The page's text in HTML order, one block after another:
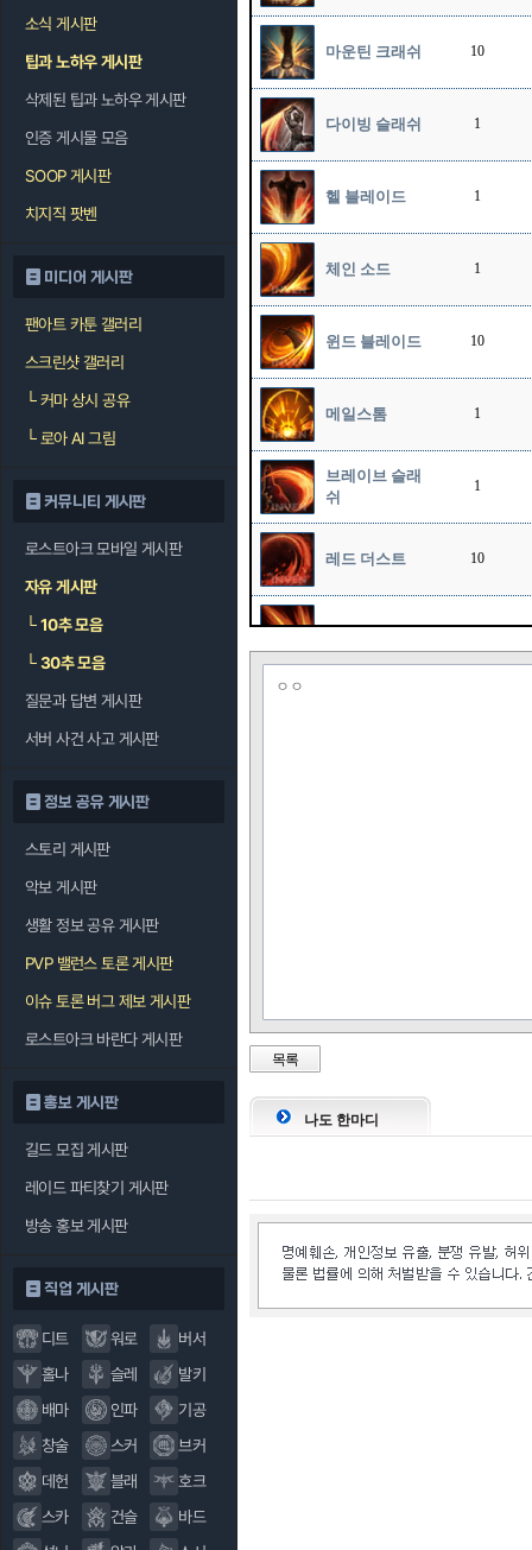
소식 게시판
팁과 노하우 게시판
삭제된 팁과 노하우 게시판
인증 게시물 모음
SOOP 게시판
치지직 팟벤
미디어 게시판
팬아트 카툰 갤러리
스크린샷 갤러리
└커마 상시 공유
└로아 AI 그림
커뮤니티 게시판
로스트아크 모바일 게시판
자유 게시판
└10추 모음
└30추 모음
질문과 답변 게시판
서버 사건 사고 게시판
정보 공유 게시판
스토리 게시판
악보 게시판
생활 정보 공유 게시판
PVP 밸런스 토론 게시판
이슈 토론 버그 제보 게시판
로스트아크 바란다 게시판
홍보 게시판
길드 모집 게시판
레이드 파티찾기 게시판
방송 홍보 게시판
직업 게시판
디트 워로
버서
홀나
슬레
발키
배마
인파
기공
창술
스커
브커
데헌
블래
호크
스카
건슬
바드
마운틴 크래쉬 10
다이빙 슬래쉬 1
헬 블레이드 1
체인 소드 1
윈드 블레이드 10
메일스톰 1
브레이브 슬래
쉬
1
레드 더스트 10
소드 스톰 1
ㅇㅇ
목록
나도 한마디